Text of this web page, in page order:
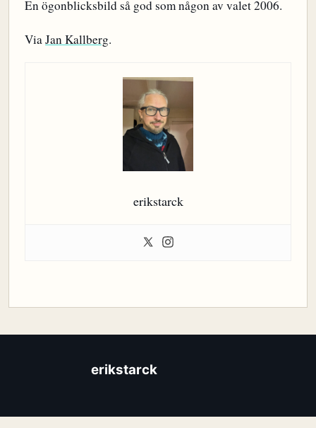
En ögonblicksbild så god som någon av valet 2006.
ViaJan Kallberg.
erikstarck
erikstarck